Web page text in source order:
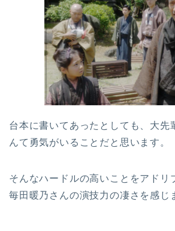
台本に書いてあったとしても、大先
んて勇気がいることだと思います。
そんなハードルの高いことをアドリ
毎田暖乃さんの演技力の凄さを感じ